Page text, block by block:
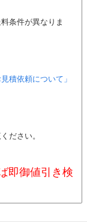
条件が異なりま
積依頼について」
ださい。
即御値引き検